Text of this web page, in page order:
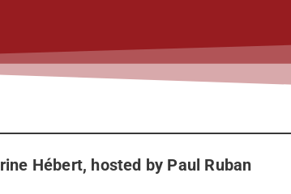
Hébert, hosted by Paul Ruban